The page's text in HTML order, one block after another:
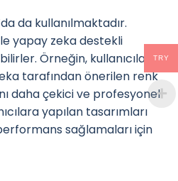
da kullanılmaktadır.
yapay zeka destekli
Örneğin, kullanıcılar,
tarafından önerilen renk
daha çekici ve profesyonel
yapılan tasarımları
sağlamaları için
TRY